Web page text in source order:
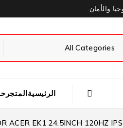
والأمان.
الرئيسيةالمتجر
ACER EK1 24.5INCH 120HZ IPS